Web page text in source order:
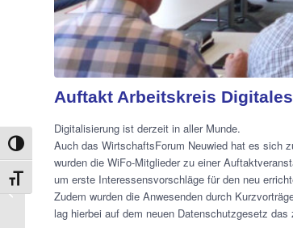
Umschalten auf hohe Kontraste
Schrift vergrößern
Auftakt Arbeitskreis Digitales
Digitalisierung ist derzeit in aller Munde.
Auch das WirtschaftsForum Neuwied hat es sich
wurden die WiFo-Mitglieder zu einer
um erste Interessensvorschläge für den neu
Zudem wurden die Anwesenden durch
lag hierbei auf dem neuen Datenschutzgesetz
WiFo zu Gast beim
sechsten
Bürgerempfang der
Ministerpräsidentin